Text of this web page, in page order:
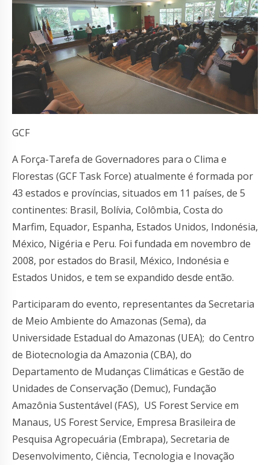
GCF
A Força-Tarefa de Governadores para o Clima e
Florestas (GCF Task Force) atualmente é formada por
43 estados e províncias, situados em 11 países, de 5
continentes: Brasil, Bolívia, Colômbia, Costa do
Marfim, Equador, Espanha, Estados Unidos, Indonésia,
México, Nigéria e Peru. Foi fundada em novembro de
2008, por estados do Brasil, México, Indonésia e
Estados Unidos, e tem se expandido desde então.
Participaram do evento, representantes da Secretaria
de Meio Ambiente do Amazonas (Sema), da
Universidade Estadual do Amazonas (UEA); do Centro
de Biotecnologia da Amazonia (CBA), do
Departamento de Mudanças Climáticas e Gestão de
Unidades de Conservação (Demuc), Fundação
Amazônia Sustentável (FAS), US Forest Service em
Manaus, US Forest Service, Empresa Brasileira de
Pesquisa Agropecuária (Embrapa), Secretaria de
Desenvolvimento, Ciência, Tecnologia e Inovação